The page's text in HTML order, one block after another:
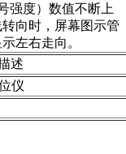
强度）数值不断上
向时，屏幕图示管
左右走向。
述
仪